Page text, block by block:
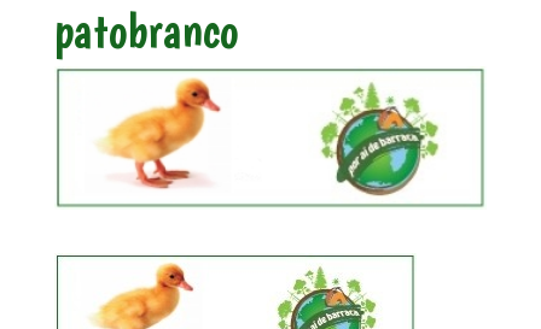
patobranco